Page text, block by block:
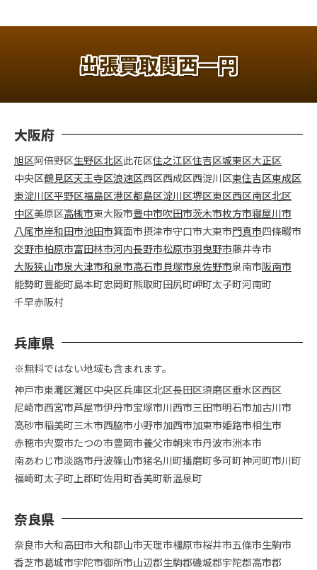
出張買取関西一円
大阪府
旭区阿倍野区生野区北区此花区住之江区住吉区城東区大正区
中央区鶴見区天王寺区浪速区西区西成区西淀川区東住吉区東成区
東淀川区平野区福島区港区都島区淀川区堺区東区西区南区北区
中区美原区高槻市東大阪市豊中市吹田市茨木市枚方市寝屋川市
八尾市岸和田市池田市箕面市摂津市守口市大東市門真市四條畷市
交野市柏原市富田林市河内長野市松原市羽曳野市藤井寺市
大阪狭山市泉大津市和泉市高石市 貝塚市泉佐野市泉南市阪南市
能勢町豊能町島本町忠岡町熊取町田尻町岬町太子町河南町
千早赤阪村
兵庫県
※無料ではない地域も含まれます。
神戸市東灘区灘区中央区兵庫区北区長田区須磨区垂水区西区
尼崎市西宮市芦屋市伊丹市宝塚市川西市三田市明石市加古川市
高砂市稲美町三木市西脇市小野市加西市加東市姫路市相生市
赤穂市宍粟市たつの市豊岡市養父市朝来市丹波市洲本市
南あわじ市淡路市丹波篠山市猪名川町播磨町多可町神河町市川町
福崎町太子町 上郡町佐用町香美町新温泉町
奈良県
奈良市大和高田市大和郡山市天理市橿原市桜井市五條市生駒市
香芝市葛城市宇陀市御所市山辺郡生駒郡磯城郡宇陀郡高市郡